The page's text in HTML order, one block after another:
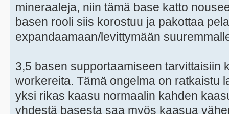
mineraaleja, niin tämä base katto
basen rooli siis korostuu ja pakottaa
expandaamaan/levittymään
3,5 basen supportaamiseen tarvittaisiin
workereita. Tämä ongelma on ratkaistu
yksi rikas kaasu normaalin kahden
yhdestä basesta saa myös kaasua